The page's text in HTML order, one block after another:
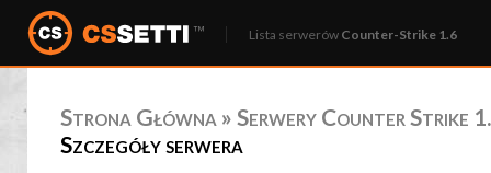
Lista serwerów Counter-Strike 1.6
Strona Główna » Serwery Counter Strike
Szczegóły serwera